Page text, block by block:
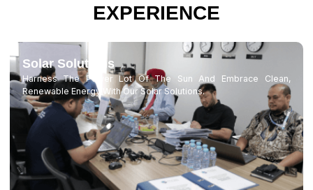
EXPERIENCE
Solar Solutions
Harness The Power Lot Of The Sun And Embrace Clean,
Renewable Energy With Our Solar Solutions.